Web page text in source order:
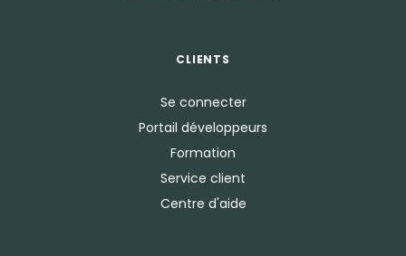
CLIENTS
Se connecter
Portail développeurs
Formation
Service client
Centre d'aide